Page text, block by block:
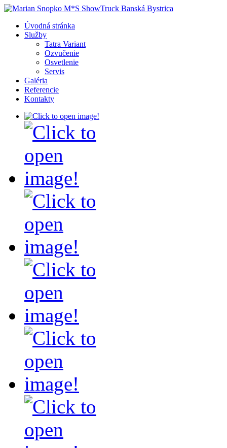
Úvodná stránka
Služby
Tatra Variant
Ozvučenie
Osvetlenie
Servis
Galéria
Referencie
Kontakty